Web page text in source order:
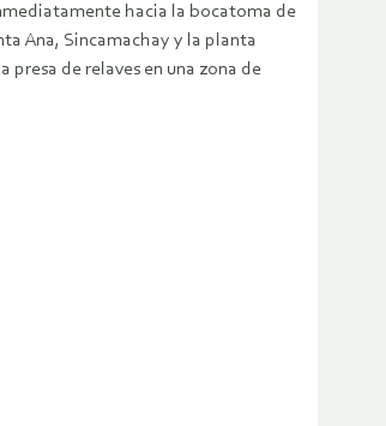
hacia la bocatoma de
Ana, Sincamachay y la planta
de relaves en una zona de